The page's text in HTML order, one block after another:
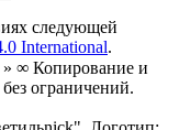
следующей
International.
» ∞ Копирование и
ограничений.